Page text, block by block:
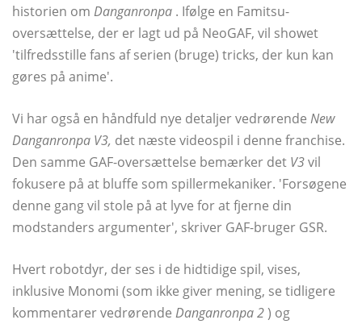
historien om Danganronpa . Ifølge en Famitsu-
oversættelse, der er lagt ud på NeoGAF, vil showet
'tilfredsstille fans af serien (bruge) tricks, der kun kan
gøres på anime'.
Vi har også en håndfuld nye detaljer vedrørende New
Danganronpa V3, det næste videospil i denne franchise.
Den samme GAF-oversættelse bemærker det V3vil
fokusere på at bluffe som spillermekaniker. 'Forsøgene
denne gang vil stole på at lyve for at fjerne din
modstanders argumenter', skriver GAF-bruger GSR.
Hvert robotdyr, der ses i de hidtidige spil, vises,
inklusive Monomi (som ikke giver mening, se tidligere
kommentarer vedrørende Danganronpa 2) og